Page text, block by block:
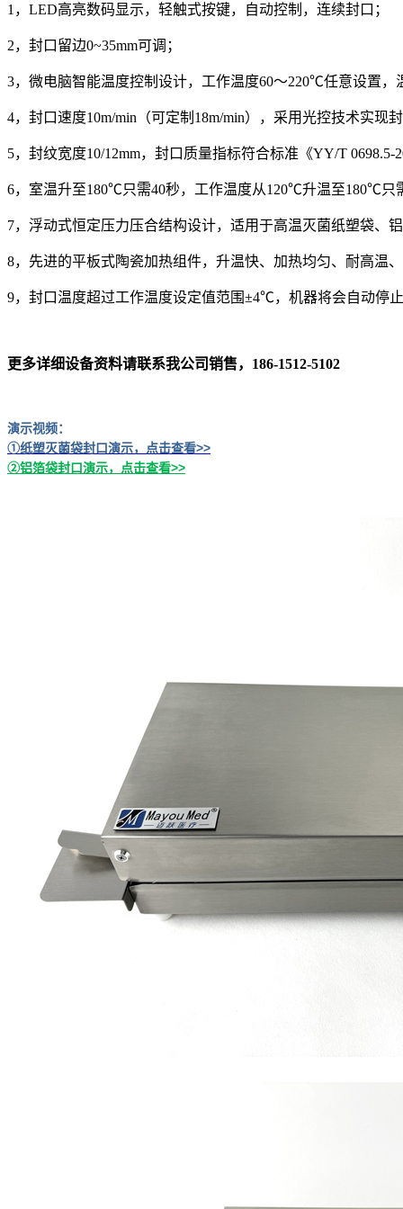
1，LED高亮数码显示，轻触式按键，自动控制，连续封口；
2，封口留边0~35mm可调；
3，微电脑智能温度控制设计，工作温度60～220℃任意设置，
4，封口速度10m/min（可定制18m/min），采用光控技术实现
5，封纹宽度10/12mm，封口质量指标符合标准《YY/T 0698.5-
6，室温升至180℃只需40秒，工作温度从120℃升温至180℃只
7，浮动式恒定压力压合结构设计，适用于高温灭菌纸塑袋、
8，先进的平板式陶瓷加热组件，升温快、加热均匀、耐高温
9，封口温度超过工作温度设定值范围±4℃，机器将会自动停
更多详细设备资料请联系我公司销售，186-1512-5102
演示视频：
①纸塑灭菌袋封口演示，点击查看>>
②铝箔袋封口演示，点击查看>>